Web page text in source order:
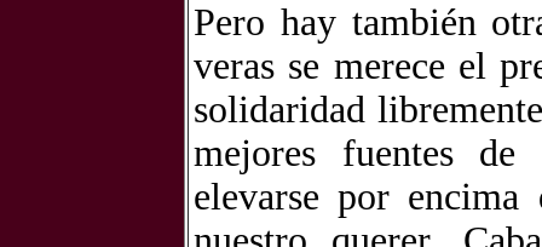
Pero hay también
veras se merece el
solidaridad
mejores fuentes
elevarse por encima